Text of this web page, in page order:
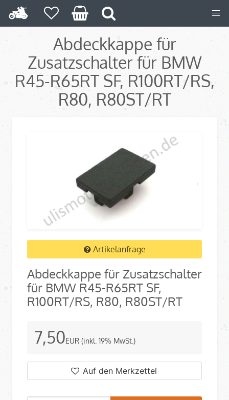
Abdeckkappe für
Zusatzschalter für BMW
R45-R65RT SF, R100RT/RS,
R80, R80ST/RT
Artikelanfrage
Abdeckkappe für Zusatzschalter
für BMW R45-R65RT SF,
R100RT/RS, R80, R80ST/RT
7,50EUR (inkl. 19% MwSt.)
Auf den Merkzettel